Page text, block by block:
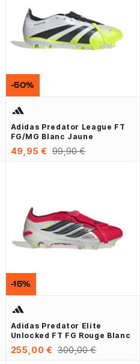
Adidas Predator League FT
FG/MG Blanc Jaune
49,95 € 99,90 €
-50%
Adidas Predator Elite
Unlocked FT FG Rouge Blanc
255,00 € 300,00 €
-15%